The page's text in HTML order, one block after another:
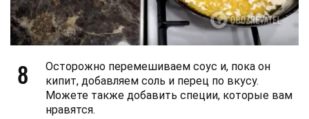
8
Осторожно перемешиваем соус и, пока он
кипит, добавляем соль и перец по вкусу.
Можете также добавить специи, которые вам
нравятся.